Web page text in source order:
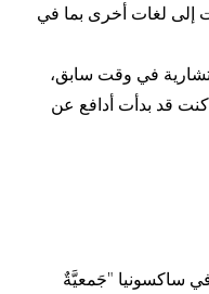
إلى لغات أخرى بما في
في وقت سابق،
كنت قد بدأت أدافع عن
ساكسونيا "جَمعيَّةٌ